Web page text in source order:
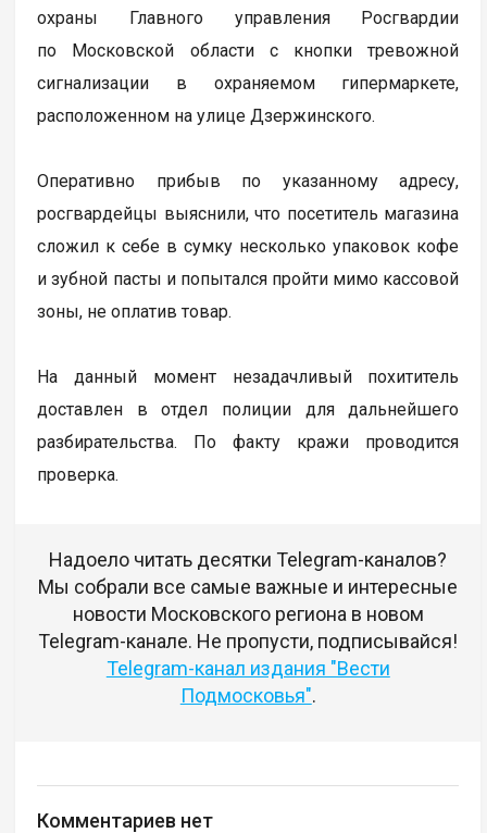
охраны Главного управления Росгвардии
по Московской области с кнопки тревожной
сигнализации в охраняемом гипермаркете,
расположенном на улице Дзержинского.
Оперативно прибыв по указанному адресу,
росгвардейцы выяснили, что посетитель магазина
сложил к себе в сумку несколько упаковок кофе
и зубной пасты и попытался пройти мимо кассовой
зоны, не оплатив товар.
На данный момент незадачливый похититель
доставлен в отдел полиции для дальнейшего
разбирательства. По факту кражи проводится
проверка.
Надоело читать десятки Telegram-каналов?
Мы собрали все самые важные и интересные
новости Московского региона в новом
Telegram-канале. Не пропусти, подписывайся!
Telegram-канал издания "Вести
Подмосковья".
Комментариев нет